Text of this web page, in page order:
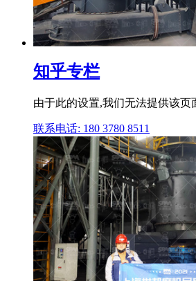
知乎专栏
由于此的设置,我们无法提供该页
联系电话: 180 3780 8511